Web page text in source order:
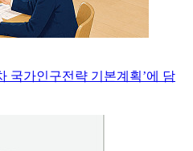
국가인구전략 기본계획’에 담